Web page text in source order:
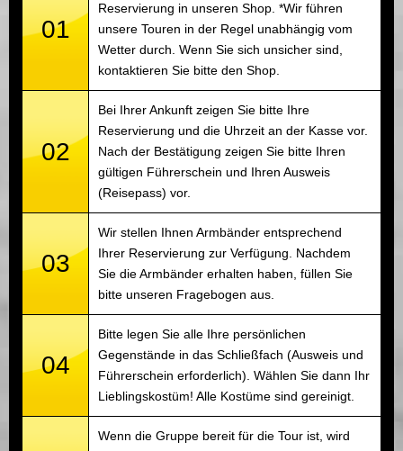
01
Reservierung in unseren Shop. *Wir führen
unsere Touren in der Regel unabhängig vom
Wetter durch. Wenn Sie sich unsicher sind,
kontaktieren Sie bitte den Shop.
02
Bei Ihrer Ankunft zeigen Sie bitte Ihre
Reservierung und die Uhrzeit an der Kasse vor.
Nach der Bestätigung zeigen Sie bitte Ihren
gültigen Führerschein und Ihren Ausweis
(Reisepass) vor.
03
Wir stellen Ihnen Armbänder entsprechend
Ihrer Reservierung zur Verfügung. Nachdem
Sie die Armbänder erhalten haben, füllen Sie
bitte unseren Fragebogen aus.
04
Bitte legen Sie alle Ihre persönlichen
Gegenstände in das Schließfach (Ausweis und
Führerschein erforderlich). Wählen Sie dann Ihr
Lieblingskostüm! Alle Kostüme sind gereinigt.
Wenn die Gruppe bereit für die Tour ist, wird